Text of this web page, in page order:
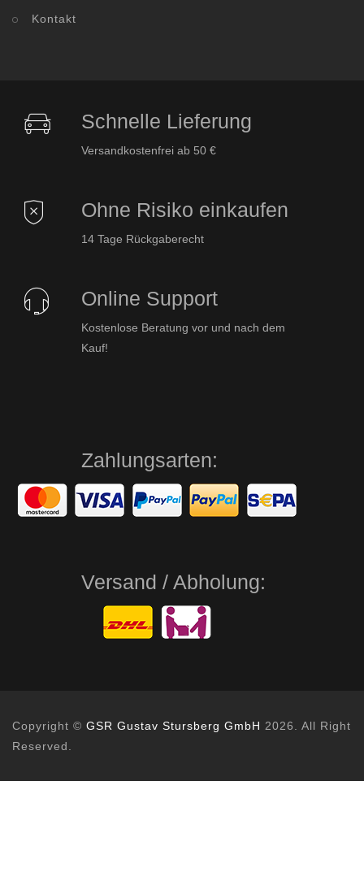
Kontakt
Schnelle Lieferung
Versandkostenfrei ab 50 €
Ohne Risiko einkaufen
14 Tage Rückgaberecht
Online Support
Kostenlose Beratung vor und nach dem
Kauf!
Zahlungsarten:
Versand / Abholung:
Copyright © GSR Gustav Stursberg GmbH 2026. All Right
Reserved.